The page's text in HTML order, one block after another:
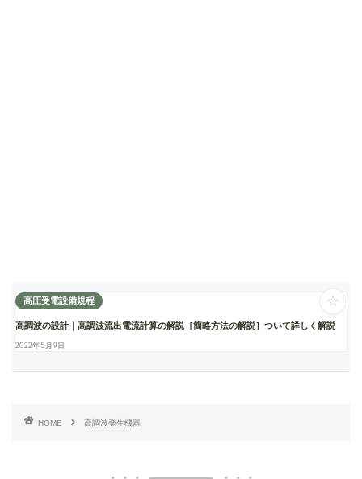
高圧受電設備規程
高調波の設計｜高調波流出電流計算の解説［簡略方法の解説］ついて詳しく解説
2022年5月9日
☆
HOME 高調波発生機器